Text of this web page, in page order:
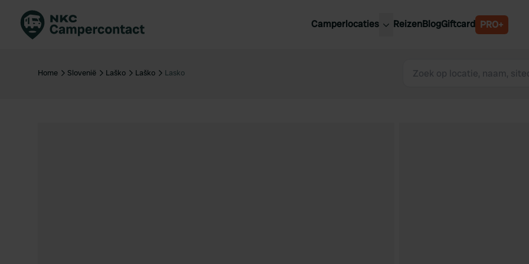
Camperlocaties
Nederland
Luxemburg
ReizenBlogGiftcard PRO+
Home Slovenië Laško Laško Lasko